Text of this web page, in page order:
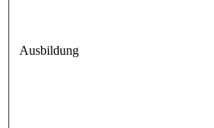
Ausbildung